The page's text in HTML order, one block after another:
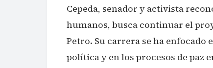
Cepeda, senador y activista
humanos, busca continuar el
Petro. Su carrera se ha enfocado
política y en los procesos de paz